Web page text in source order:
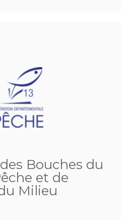
Bouches du
et de
Milieu